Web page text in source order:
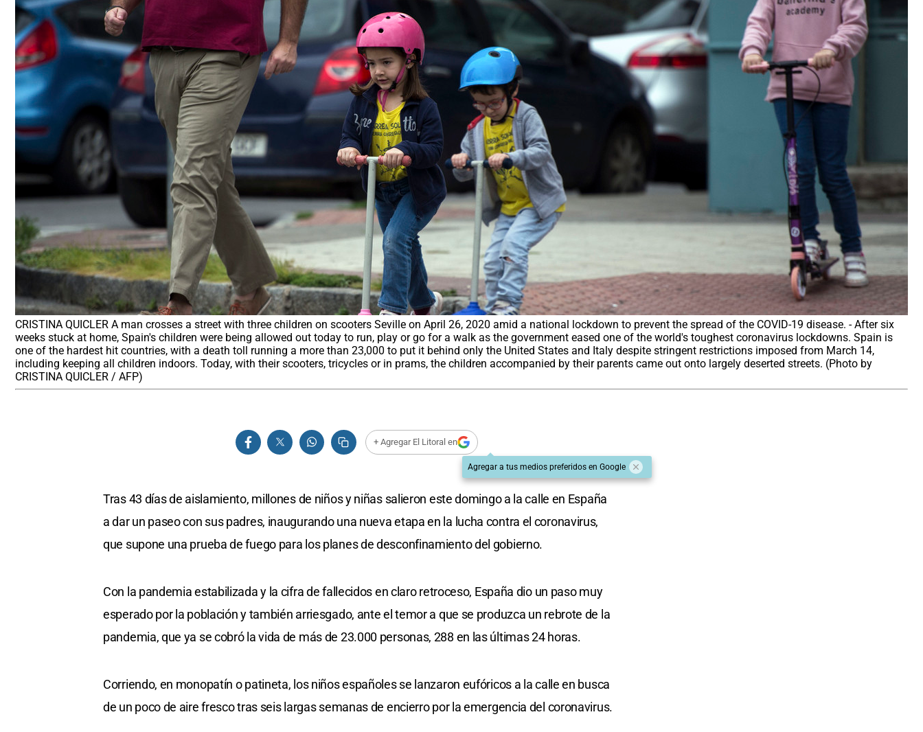
CRISTINA QUICLER A man crosses a street with three children on scooters Seville on April 26, 2020 amid a national lockdown to prevent the spread of the COVID-19 disease. - After six
weeks stuck at home, Spain's children were being allowed out today to run, play or go for a walk as the government eased one of the world's toughest coronavirus lockdowns. Spain is
one of the hardest hit countries, with a death toll running a more than 23,000 to put it behind only the United States and Italy despite stringent restrictions imposed from March 14,
including keeping all children indoors. Today, with their scooters, tricycles or in prams, the children accompanied by their parents came out onto largely deserted streets. (Photo by
CRISTINA QUICLER / AFP)
+ Agregar El Litoral en
Agregar a tus medios preferidos en Google
Tras 43 días de aislamiento, millones de niños y niñas salieron este domingo a la calle en España
a dar un paseo con sus padres, inaugurando una nueva etapa en la lucha contra el coronavirus,
que supone una prueba de fuego para los planes de desconfinamiento del gobierno.
Con la pandemia estabilizada y la cifra de fallecidos en claro retroceso, España dio un paso muy
esperado por la población y también arriesgado, ante el temor a que se produzca un rebrote de la
pandemia, que ya se cobró la vida de más de 23.000 personas, 288 en las últimas 24 horas.
Corriendo, en monopatín o patineta, los niños españoles se lanzaron eufóricos a la calle en busca
de un poco de aire fresco tras seis largas semanas de encierro por la emergencia del coronavirus.